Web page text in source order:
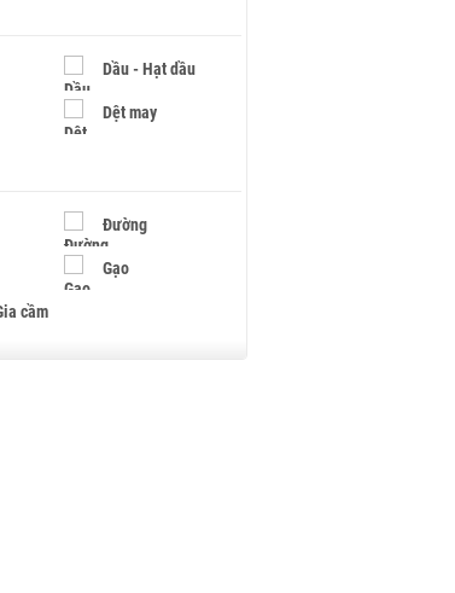
Dầu - Hạt dầu
Dệt may
Đường
Gạo
cầm